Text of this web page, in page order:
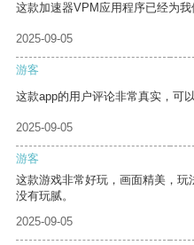
这款加速器VPM应用程序已经为我
2025-09-05
游客
这款app的用户评论非常真实，可
2025-09-05
游客
这款游戏非常好玩，画面精美，
没有玩腻。
2025-09-05